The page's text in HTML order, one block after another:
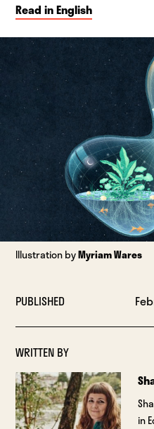
Read in English
Illustration byMyriam Wares
PUBLISHED
WRITTEN BY
in